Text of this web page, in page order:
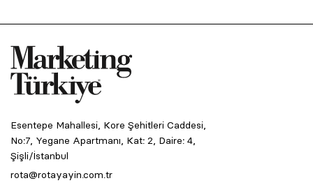
Esentepe Mahallesi, Kore Şehitleri Caddesi,
No:7, Yegane Apartmanı, Kat: 2, Daire: 4,
Şişli/İstanbul
rota@rotayayin.com.tr